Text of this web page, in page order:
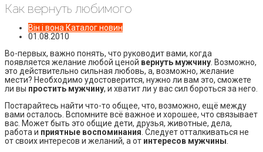
Как вернуть любимого
Він і вона Каталог новин
01.08.2010
Во-первых, важно понять, что руководит вами, когда
появляется желание любой ценой вернуть мужчину . Возможно,
это действительно сильная любовь, а, возможно, желание
мести? Необходимо удостоверится, нужно ли вам это, сможете
ли вы простить мужчину, и хватит ли у вас сил бороться за него.
Постарайтесь найти что-то общее, что, возможно, ещё между
вами осталось. Вспомните всё важное и хорошее, что связывает
вас. Может быть это общие дети, друзья, животные, дела,
работа и приятные воспоминания . Следует отталкиваться не
от своих интересов и желаний, а от интересов мужчины